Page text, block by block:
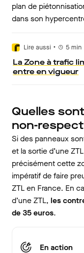
plan de
dans son
Lire aussi • 5 min
La Zone à trafic
entre en vigueur
Quelles
non-respect
Si des panneaux
et la sortie d’une
précisément cette
impératif de faire
ZTL en France. En
d’une ZTL, les
de 35 euros.
En action